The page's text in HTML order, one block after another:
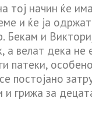
тој начин ќе
и ќе ја
Бекам и
а велат дека не
патеки,
постојано
и грижа за